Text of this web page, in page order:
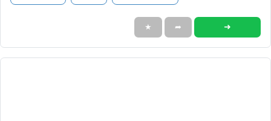
★ ➦ ➜